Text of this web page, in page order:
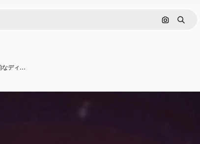
画像で検索
検索
ハッピーディワリ祭の光のカラフルなバナーテンプレートデザインと装飾的なディヤランプ